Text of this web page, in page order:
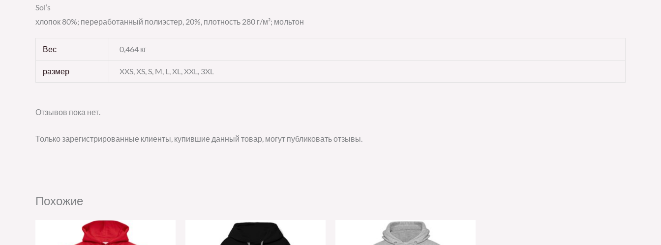
Sol’s
хлопок 80%; переработанный полиэстер, 20%, плотность 280 г/м²; мольтон
Вес 0,464 кг
размер XXS, XS, S, M, L, XL, XXL, 3XL
Отзывов пока нет.
Только зарегистрированные клиенты, купившие данный товар, могут публиковать отзывы.
Похожие